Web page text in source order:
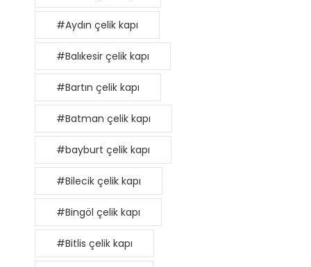
#Aydın çelik kapı
#Balıkesir çelik kapı
#Bartın çelik kapı
#Batman çelik kapı
#bayburt çelik kapı
#Bilecik çelik kapı
#Bingöl çelik kapı
#Bitlis çelik kapı